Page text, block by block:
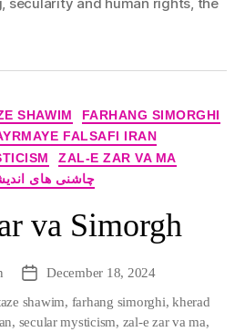
Categories
SHAWIM
FARHANG SIMORGHI
FALSAFI IRAN
ZAL-E ZAR VA MA
چاشنی های
va Simorgh
PostDecember 18, 2024
shawim, farhang simorghi,kherad
, secular mysticism, zal-e zar va ma,